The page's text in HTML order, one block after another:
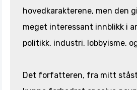
hovedkarakterene, men den
meget interessant innblikk i
politikk, industri, lobbyisme,
Det forfatteren, fra mitt